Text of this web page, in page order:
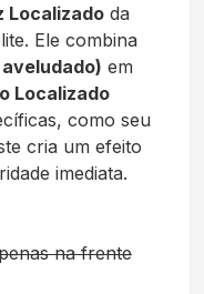
Localizado da
Ele combina
em
Localizado
como seu
cria um efeito
imediata.
na frente